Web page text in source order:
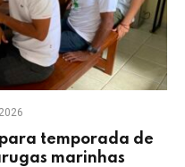
temporada de
marinhas